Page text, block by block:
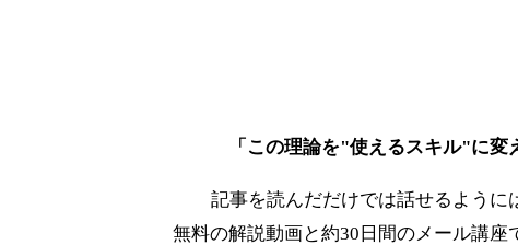
「この理論を"使えるスキル"に変
記事を読んだだけでは話せるように
無料の解説動画と約30日間のメール講座